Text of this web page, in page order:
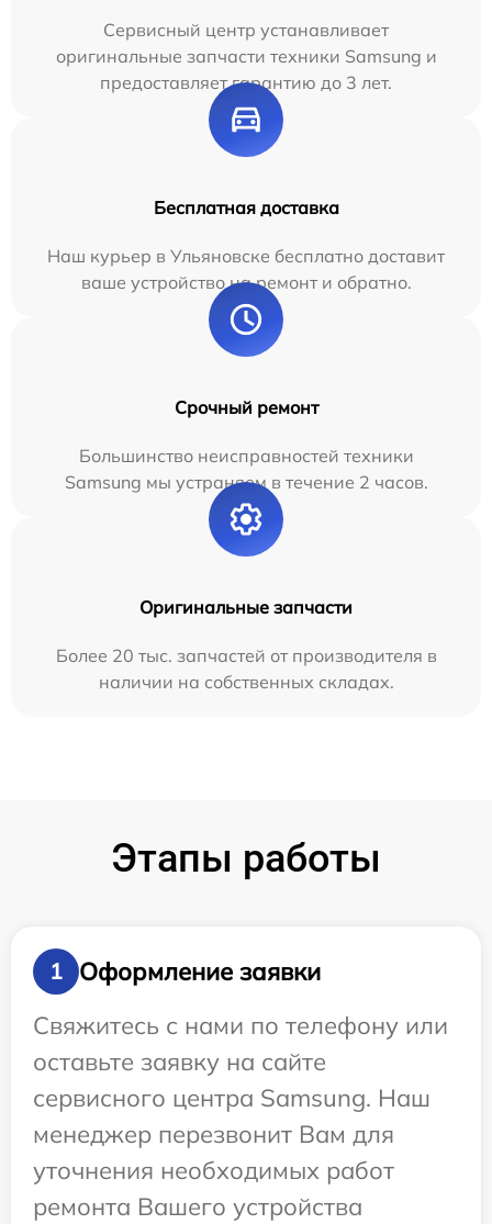
Сервисный центр устанавливает
оригинальные запчасти техники Samsung и
предоставляет гарантию до 3 лет.
Бесплатная доставка
Наш курьер в Ульяновске бесплатно доставит
ваше устройство на ремонт и обратно.
Срочный ремонт
Большинство неисправностей техники
Samsung мы устраняем в течение 2 часов.
Оригинальные запчасти
Более 20 тыс. запчастей от производителя в
наличии на собственных складах.
Этапы работы
1
Оформление заявки
Свяжитесь с нами по телефону или
оставьте заявку на сайте
сервисного центра Samsung. Наш
менеджер перезвонит Вам для
уточнения необходимых работ
ремонта Вашего устройства